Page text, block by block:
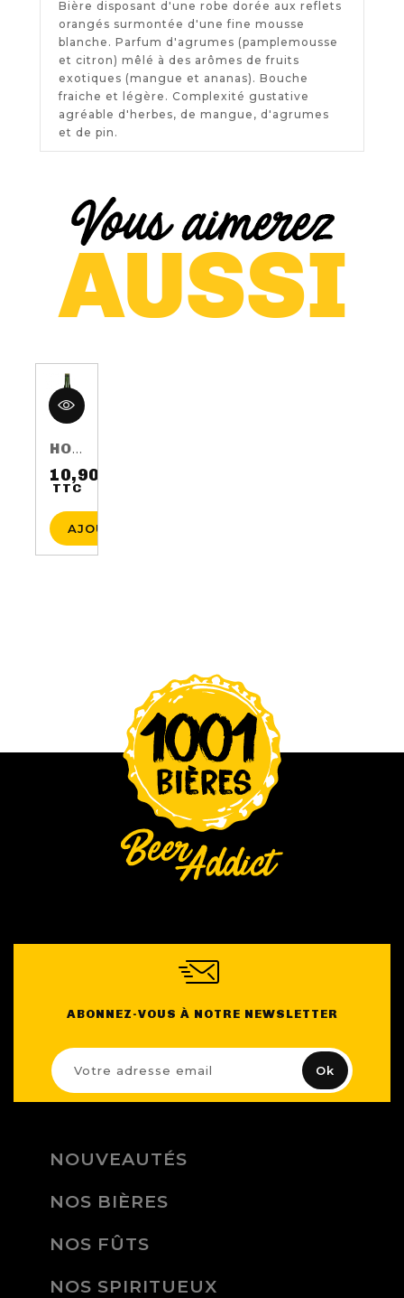
Bière disposant d'une robe dorée aux reflets
orangés surmontée d'une fine mousse
blanche. Parfum d'agrumes (pamplemousse
et citron) mêlé à des arômes de fruits
exotiques (mangue et ananas). Bouche
fraiche et légère. Complexité gustative
agréable d'herbes, de mangue, d'agrumes
et de pin.
HOP HARVEST 2016 75CL 5.5%
10,90 €
TTCPrix
AJOUTER AU PANIER
ABONNEZ-VOUS À NOTRE NEWSLETTER
NOUVEAUTÉS
NOS BIÈRES
NOS FÛTS
NOS SPIRITUEUX